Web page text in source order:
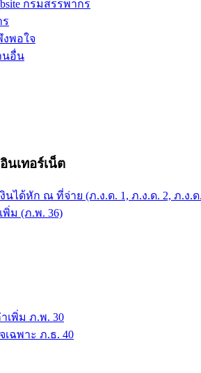
กรมสรรพากร
พอใจ
นอื่น
เทอร์เน็ต
นได้หัก ณ ที่จ่าย (ภ.ง.ด. 1, ภ.ง.ด. 2, ภ.ง.ด
ม (ภ.พ. 36)
เพิ่ม ภ.พ. 30
ฉพาะ ภ.ธ. 40